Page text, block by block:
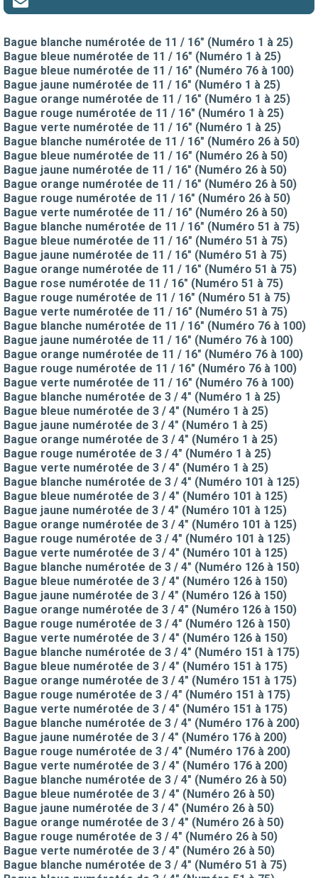
Bague blanche numérotée de 11 / 16" (Numéro 1 à 25)
Bague bleue numérotée de 11 / 16" (Numéro 1 à 25)
Bague bleue numérotée de 11 / 16" (Numéro 76 à 100)
Bague jaune numérotée de 11 / 16" (Numéro 1 à 25)
Bague orange numérotée de 11 / 16" (Numéro 1 à 25)
Bague rouge numérotée de 11 / 16" (Numéro 1 à 25)
Bague verte numérotée de 11 / 16" (Numéro 1 à 25)
Bague blanche numérotée de 11 / 16" (Numéro 26 à 50)
Bague bleue numérotée de 11 / 16" (Numéro 26 à 50)
Bague jaune numérotée de 11 / 16" (Numéro 26 à 50)
Bague orange numérotée de 11 / 16" (Numéro 26 à 50)
Bague rouge numérotée de 11 / 16" (Numéro 26 à 50)
Bague verte numérotée de 11 / 16" (Numéro 26 à 50)
Bague blanche numérotée de 11 / 16" (Numéro 51 à 75)
Bague bleue numérotée de 11 / 16" (Numéro 51 à 75)
Bague jaune numérotée de 11 / 16" (Numéro 51 à 75)
Bague orange numérotée de 11 / 16" (Numéro 51 à 75)
Bague rose numérotée de 11 / 16" (Numéro 51 à 75)
Bague rouge numérotée de 11 / 16" (Numéro 51 à 75)
Bague verte numérotée de 11 / 16" (Numéro 51 à 75)
Bague blanche numérotée de 11 / 16" (Numéro 76 à 100)
Bague jaune numérotée de 11 / 16" (Numéro 76 à 100)
Bague orange numérotée de 11 / 16" (Numéro 76 à 100)
Bague rouge numérotée de 11 / 16" (Numéro 76 à 100)
Bague verte numérotée de 11 / 16" (Numéro 76 à 100)
Bague blanche numérotée de 3 / 4" (Numéro 1 à 25)
Bague bleue numérotée de 3 / 4" (Numéro 1 à 25)
Bague jaune numérotée de 3 / 4" (Numéro 1 à 25)
Bague orange numérotée de 3 / 4" (Numéro 1 à 25)
Bague rouge numérotée de 3 / 4" (Numéro 1 à 25)
Bague verte numérotée de 3 / 4" (Numéro 1 à 25)
Bague blanche numérotée de 3 / 4" (Numéro 101 à 125)
Bague bleue numérotée de 3 / 4" (Numéro 101 à 125)
Bague jaune numérotée de 3 / 4" (Numéro 101 à 125)
Bague orange numérotée de 3 / 4" (Numéro 101 à 125)
Bague rouge numérotée de 3 / 4" (Numéro 101 à 125)
Bague verte numérotée de 3 / 4" (Numéro 101 à 125)
Bague blanche numérotée de 3 / 4" (Numéro 126 à 150)
Bague bleue numérotée de 3 / 4" (Numéro 126 à 150)
Bague jaune numérotée de 3 / 4" (Numéro 126 à 150)
Bague orange numérotée de 3 / 4" (Numéro 126 à 150)
Bague rouge numérotée de 3 / 4" (Numéro 126 à 150)
Bague verte numérotée de 3 / 4" (Numéro 126 à 150)
Bague blanche numérotée de 3 / 4" (Numéro 151 à 175)
Bague bleue numérotée de 3 / 4" (Numéro 151 à 175)
Bague orange numérotée de 3 / 4" (Numéro 151 à 175)
Bague rouge numérotée de 3 / 4" (Numéro 151 à 175)
Bague verte numérotée de 3 / 4" (Numéro 151 à 175)
Bague blanche numérotée de 3 / 4" (Numéro 176 à 200)
Bague jaune numérotée de 3 / 4" (Numéro 176 à 200)
Bague rouge numérotée de 3 / 4" (Numéro 176 à 200)
Bague verte numérotée de 3 / 4" (Numéro 176 à 200)
Bague blanche numérotée de 3 / 4" (Numéro 26 à 50)
Bague bleue numérotée de 3 / 4" (Numéro 26 à 50)
Bague jaune numérotée de 3 / 4" (Numéro 26 à 50)
Bague orange numérotée de 3 / 4" (Numéro 26 à 50)
Bague rouge numérotée de 3 / 4" (Numéro 26 à 50)
Bague verte numérotée de 3 / 4" (Numéro 26 à 50)
Bague blanche numérotée de 3 / 4" (Numéro 51 à 75)